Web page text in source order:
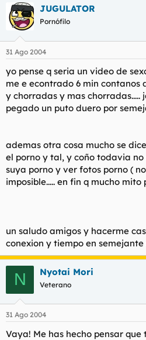
i
c
i
a
d
o
r
d
e
l
t
a
c
i
n
i
c
i
o
JUGULATOR
Pornófilo
31 Ago 2004
yo pense q seria un video de
me e econtrado 6 min contanos
y chorradas y mas chorradas.....
pegado un puto duero por
ademas otra cosa mucho se
el porno y tal, y coño todavia
suya porno y ver fotos porno (
imposible..... en fin q mucho
un saludo amigos y hacerme
conexion y tiempo en
N Nyotai Mori
Veterano
31 Ago 2004
Vaya! Me has hecho pensar